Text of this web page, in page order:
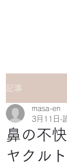
記事
鼻の不
ヤクル
masa-en
3月11日